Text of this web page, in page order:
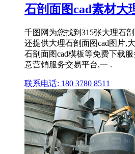
石剖面图cad素材大
千图网为您找到315张大理石
还提供大理石剖面图cad图片,
石剖面图cad模板等免费下载
意营销服务交易平台,一 .
联系电话: 180 3780 8511